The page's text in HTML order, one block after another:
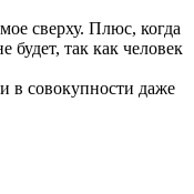
сверху. Плюс, когда
так как человек
в совокупности даже